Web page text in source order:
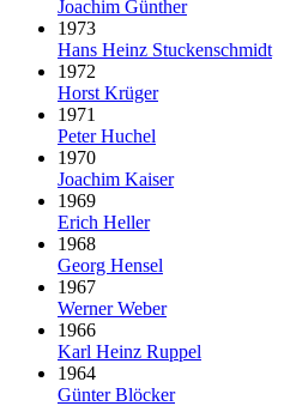
Joachim Günther
1973
Hans Heinz Stuckenschmidt
1972
Horst Krüger
1971
Peter Huchel
1970
Joachim Kaiser
1969
Erich Heller
1968
Georg Hensel
1967
Werner Weber
1966
Karl Heinz Ruppel
1964
Günter Blöcker